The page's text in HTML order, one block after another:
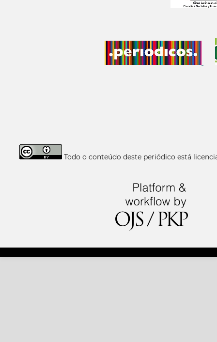
Todo o conteúdo deste periódico está